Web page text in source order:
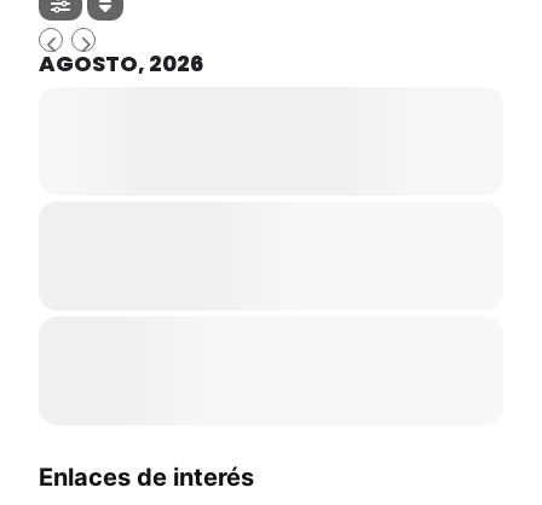
AGOSTO, 2026
Enlaces de interés